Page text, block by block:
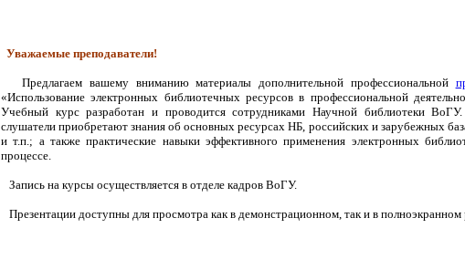
Уважаемые преподаватели!
Предлагаем вашему вниманию материалы дополнительной профессиональной
«Использование электронных библиотечных ресурсов в профессиональной
Учебный курс разработан и проводится сотрудниками Научной библиотеки
слушатели приобретают знания об основных ресурсах НБ, российских и зарубежных
и т.п.; а также практические навыки эффективного применения электронных
процессе.
Запись на курсы осуществляется в отделе кадров ВоГУ.
Презентации доступны для просмотра как в демонстрационном, так и в полноэкранном